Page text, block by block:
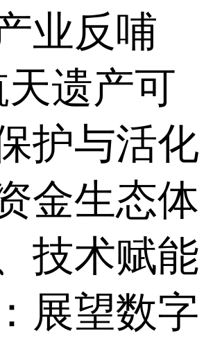
业反哺
天遗产可
护与活化
金生态体
技术赋能
展望数字